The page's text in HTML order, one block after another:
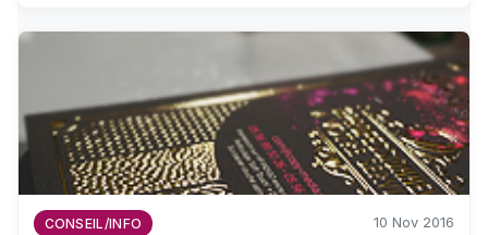
CONSEIL/INFO 10 Nov 2016